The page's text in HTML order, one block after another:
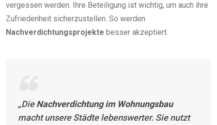
vergessen werden. Ihre Beteiligung ist wichtig, um auch ihre
Zufriedenheit sicherzustellen. So werden
Nachverdichtungsprojekte besser akzeptiert.
„DieNachverdichtung im Wohnungsbau
macht unsere Städte lebenswerter. Sie nutzt